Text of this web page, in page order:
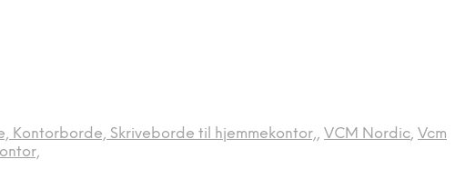
Kontorborde, Skriveborde til hjemmekontor,, VCM Nordic, Vcm